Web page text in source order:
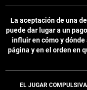
La aceptación de una
puede dar lugar a un
influir en cómo y
página y en el orden en
EL JUGAR